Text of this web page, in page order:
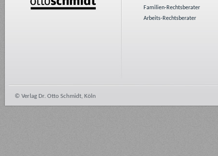
Familien-Rechtsberater
Arbeits-Rechtsberater
© Verlag Dr. Otto Schmidt, Köln